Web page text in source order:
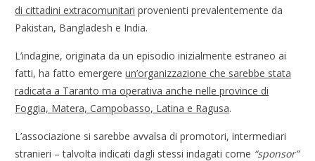
di cittadini extracomunitari provenienti prevalentemente da
Pakistan, Bangladesh e India.
L’indagine, originata da un episodio inizialmente estraneo ai
fatti, ha fatto emergereun’organizzazione che sarebbe stata
radicata a Taranto ma operativa anche nelle province di
Foggia, Matera, Campobasso, Latina e Ragusa.
L’associazione si sarebbe avvalsa di promotori, intermediari
stranieri – talvolta indicati dagli stessi indagati come “sponsor”